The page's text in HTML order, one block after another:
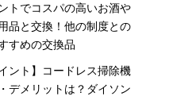
トでコスパの高いお酒や
品と交換！他の制度との
すめの交換品
ント】コードレス掃除機
デメリットは？ダイソン